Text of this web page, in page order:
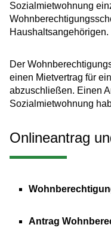
Sozialmietwohnung
Haushaltsangehörigen.
Der
einen Mietvertrag für
abzuschließen. Einen
Sozialmietwohnung
Onlineantrag
Antrag